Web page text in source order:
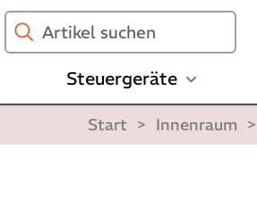
Artikel
suchen
Steuergeräte
Start > Innenraum >